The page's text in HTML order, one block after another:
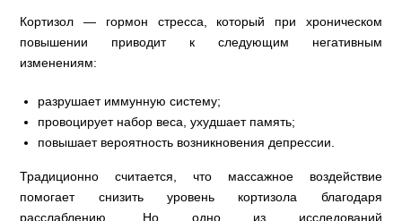
Кортизол — гормон стресса, который при хроническом
повышении приводит к следующим негативным
изменениям:
разрушает иммунную систему;
провоцирует набор веса, ухудшает память;
повышает вероятность возникновения депрессии.
Традиционно считается, что массажное воздействие
помогает снизить уровень кортизола благодаря
расслаблению. Но одно из исследований